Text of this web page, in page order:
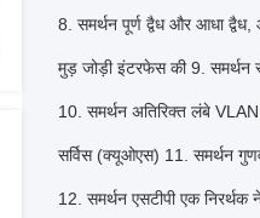
8. समर्थन पूर्ण द्वैध और आधा द्वैध,
मुड़ जोड़ी इंटरफेस की 9. समर्थन
10. समर्थन अतिरिक्त लंबे
सर्विस (क्यूओएस) 11. समर्थन
12. समर्थन एसटीपी एक